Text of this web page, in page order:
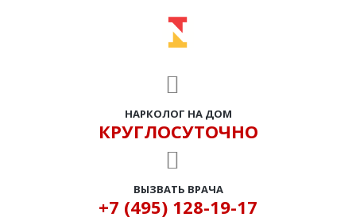
НАРКОЛОГ НА ДОМ
КРУГЛОСУТОЧНО
ВЫЗВАТЬ ВРАЧА
+7 (495) 128-19-17